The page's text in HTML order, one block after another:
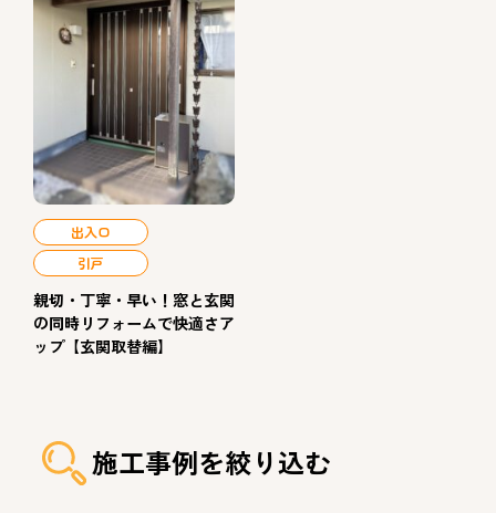
出入口
引戸
親切・丁寧・早い！窓と玄関
の同時リフォームで快適さア
ップ【玄関取替編】
施工事例を絞り込む